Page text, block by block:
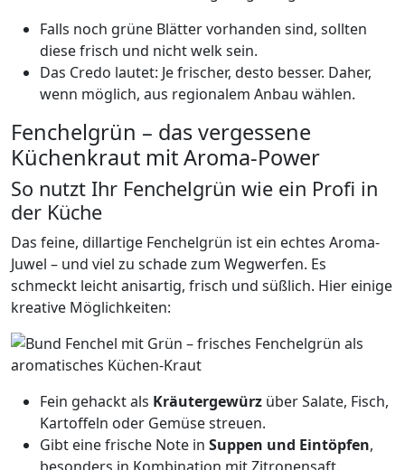
Falls noch grüne Blätter vorhanden sind, sollten
diese frisch und nicht welk sein.
Das Credo lautet: Je frischer, desto besser. Daher,
wenn möglich, aus regionalem Anbau wählen.
Fenchelgrün – das vergessene
Küchenkraut mit Aroma-Power
So nutzt Ihr Fenchelgrün wie ein Profi in
der Küche
Das feine, dillartige Fenchelgrün ist ein echtes Aroma-
Juwel – und viel zu schade zum Wegwerfen. Es
schmeckt leicht anisartig, frisch und süßlich. Hier einige
kreative Möglichkeiten:
Fein gehackt als Kräutergewürz über Salate, Fisch,
Kartoffeln oder Gemüse streuen.
Gibt eine frische Note in Suppen und Eintöpfen,